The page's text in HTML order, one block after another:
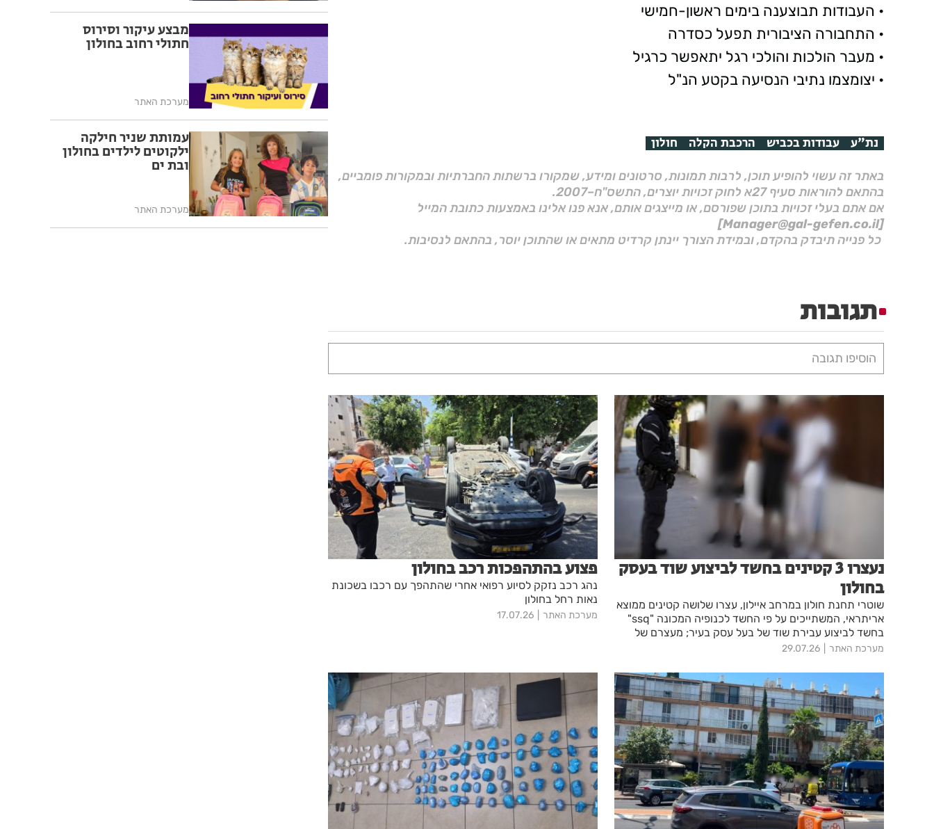
• העבודות תבוצענה בימים ראשון-חמישי
• התחבורה הציבורית תפעל כסדרה
• מעבר הולכות והולכי רגל יתאפשר כרגיל
• יצומצמו נתיבי הנסיעה בקטע הנ"ל
נת"ע עבודות בכביש הרכבת הקלה חולון
באתר זה עשוי להופיע תוכן, לרבות תמונות, סרטונים ומידע, שמקורו ברשתות החברתיות ובמקורות פומביים,
בהתאם להוראות סעיף 27א לחוק זכויות יוצרים, התשס"ח–2007.
אם אתם בעלי זכויות בתוכן שפורסם, או מייצגים אותם, אנא פנו אלינו באמצעות כתובת המייל
[Manager@gal-gefen.co.il]
כל פנייה תיבדק בהקדם, ובמידת הצורך יינתן קרדיט מתאים או שהתוכן יוסר, בהתאם לנסיבות.
תגובות
הוסיפו תגובה
נעצרו 3 קטינים בחשד לביצוע שוד בעסק
בחולון
שוטרי תחנת חולון במרחב איילון, עצרו שלושה קטינים ממוצא
אריתראי, המשתייכים על פי החשד לכנופיה המכונה "ssq"
בחשד לביצוע עבירת שוד של בעל עסק בעיר; מעצרם של
החשודים הוארך בבית המשפט עד מחר
מערכת האתר 29.07.26
פצוע בהתהפכות רכב בחולון
נהג רכב נזקק לסיוע רפואי אחרי שהתהפך עם רכבו בשכונת
נאות רחל בחולון
מערכת האתר 17.07.26
מבצע עיקור וסירוס
חתולי רחוב בחולון
מערכת האתר
עמותת שניר חילקה
ילקוטים לילדים בחולון
ובת ים
מערכת האתר